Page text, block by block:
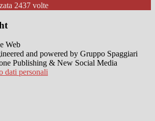
2437 volte
and powered by Gruppo Spaggiari
Publishing & New Social Media
dati personali